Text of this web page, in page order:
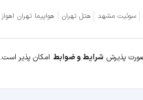
سوئیت مشهد هتل تهران هواپیما تهران اهواز
پذیرش شرایط و ضوابط امکان پذیر است.